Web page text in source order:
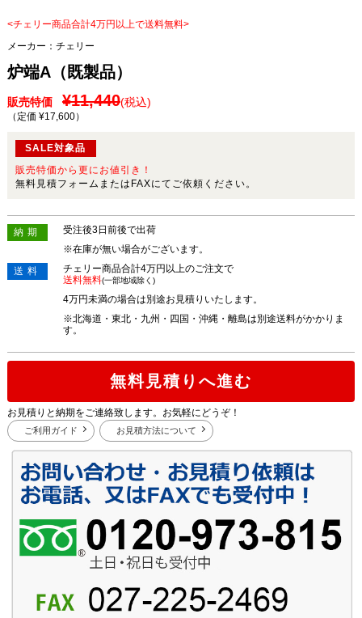
<チェリー商品合計4万円以上で送料無料>
メーカー： チェリー
炉端A（既製品）
販売特価 ¥11,440(税込)
（定価 ¥17,600）
SALE対象品
販売特価から更にお値引き！
無料見積フォームまたはFAXにてご依頼ください。
納期
受注後3日前後で出荷
※在庫が無い場合がございます。
送料
チェリー商品合計4万円以上のご注文で
送料無料(一部地域除く)
4万円未満の場合は別途お見積りいたします。
※北海道・東北・九州・四国・沖縄・離島は別途送料がかかりま
す。
無料見積りへ進む
お見積りと納期をご連絡致します。お気軽にどうぞ！
ご利用ガイド お見積方法について